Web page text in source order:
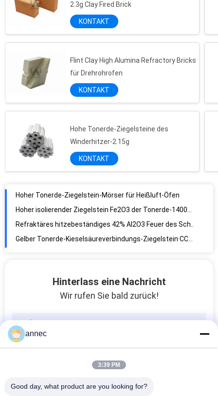
2.3g Clay Fired Brick
KONTAKT
Flint Clay High Alumina Refractory Bricks
für Drehrohrofen
KONTAKT
Hohe Tonerde-Ziegelsteine des
Winderhitzer-2.15g
KONTAKT
Hoher Tonerde-Ziegelstein-Mörser für Heißluft-Öfen
Gelber Tonerde-Kieselsäureverbindungs-Ziegelstein CCS 40Mpa 1650C
Hinterlass eine Nachricht
Wir rufen Sie bald zurück!
annec
3:39 PM
Good day, what product are you looking for?